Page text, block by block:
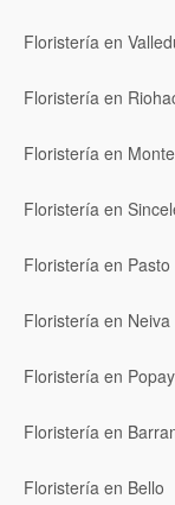
Floristería en
Floristería en
Floristería en
Floristería en
Floristería en Pasto
Floristería en Neiva
Floristería en
Floristería en
Floristería en Bello